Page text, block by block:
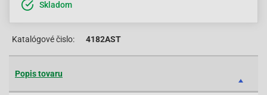
Skladom
Katalógové čislo: 4182AST
Popis tovaru